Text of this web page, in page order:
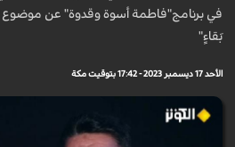
في برنامج"فاطمة أسوة وقدوة" عن موضوع ان
بَقاءٍ"
الأحد 17 ديسمبر 2023 - 17:42 بتوقيت مكة